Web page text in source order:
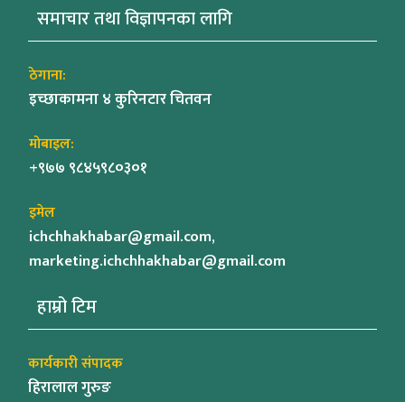
समाचार तथा विज्ञापनका लागि
ठेगाना:
इच्छाकामना ४ कुरिनटार चितवन
मोबाइल:
+९७७ ९८४५९८०३०१
इमेल
ichchhakhabar@gmail.com,
marketing.ichchhakhabar@gmail.com
हाम्रो टिम
कार्यकारी संपादक
हिरालाल गुरुङ